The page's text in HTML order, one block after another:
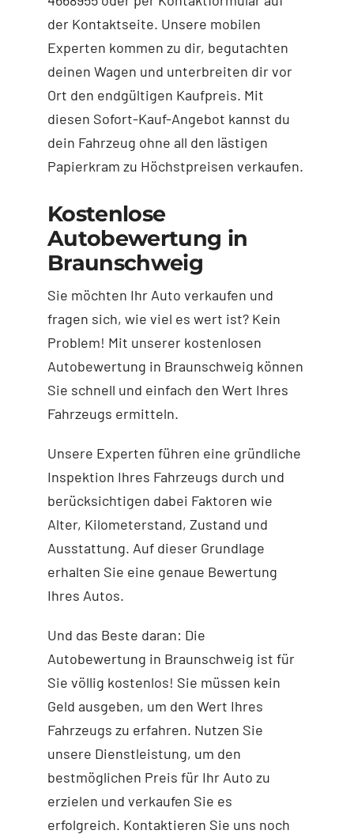
der Kontaktseite. Unsere mobilen
Experten kommen zu dir, begutachten
deinen Wagen und unterbreiten dir vor
Ort den endgültigen Kaufpreis. Mit
diesen Sofort-Kauf-Angebot kannst du
dein Fahrzeug ohne all den lästigen
Papierkram zu Höchstpreisen verkaufen.
Kostenlose
Autobewertung in
Braunschweig
Sie möchten Ihr Auto verkaufen und
fragen sich, wie viel es wert ist? Kein
Problem! Mit unserer kostenlosen
Autobewertung in Braunschweig können
Sie schnell und einfach den Wert Ihres
Fahrzeugs ermitteln.
Unsere Experten führen eine gründliche
Inspektion Ihres Fahrzeugs durch und
berücksichtigen dabei Faktoren wie
Alter, Kilometerstand, Zustand und
Ausstattung. Auf dieser Grundlage
erhalten Sie eine genaue Bewertung
Ihres Autos.
Und das Beste daran: Die
Autobewertung in Braunschweig ist für
Sie völlig kostenlos! Sie müssen kein
Geld ausgeben, um den Wert Ihres
Fahrzeugs zu erfahren. Nutzen Sie
unsere Dienstleistung, um den
bestmöglichen Preis für Ihr Auto zu
erzielen und verkaufen Sie es
erfolgreich. Kontaktieren Sie uns noch